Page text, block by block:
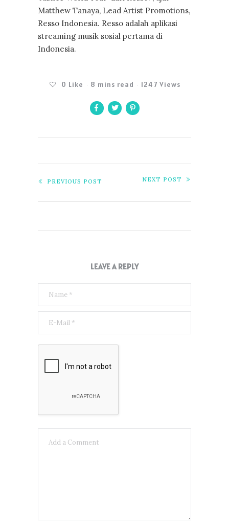
Matthew Tanaya, Lead Artist Promotions,
Resso Indonesia. Resso adalah aplikasi
streaming musik sosial pertama di
Indonesia.
0 Like 8 mins read 1247 Views
PREVIOUS POST NEXT POST
LEAVE A REPLY